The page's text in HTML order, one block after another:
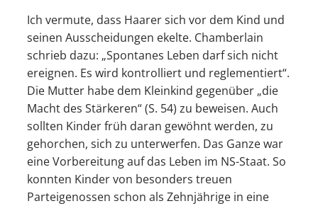
Ich vermute, dass Haarer sich vor dem Kind und
seinen Ausscheidungen ekelte. Chamberlain
schrieb dazu: „Spontanes Leben darf sich nicht
ereignen. Es wird kontrolliert und reglementiert“.
Die Mutter habe dem Kleinkind gegenüber „die
Macht des Stärkeren“ (S. 54) zu beweisen. Auch
sollten Kinder früh daran gewöhnt werden, zu
gehorchen, sich zu unterwerfen. Das Ganze war
eine Vorbereitung auf das Leben im NS-Staat. So
konnten Kinder von besonders treuen
Parteigenossen schon als Zehnjährige in eine